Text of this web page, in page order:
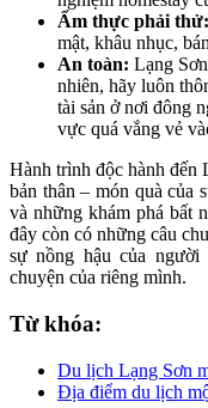
Ẩm thực phải thử:
mật, khâu nhục,
An toàn: Lạng
nhiên, hãy luôn
tài sản ở nơi đông
vực quá vắng vẻ
Hành trình độc hành đến
bản thân – món quà của
và những khám phá bất
đây còn có những câu
sự nồng hậu của người
chuyện của riêng mình.
Từ khóa:
Du lịch Lạng Sơn
Địa điểm du lịch